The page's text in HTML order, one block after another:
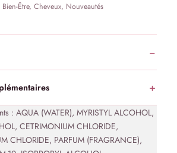
Être, Cheveux, Nouveautés
: AQUA (WATER), MYRISTYL ALCOHOL,
CETRIMONIUM CHLORIDE,
CHLORIDE, PARFUM (FRAGRANCE),